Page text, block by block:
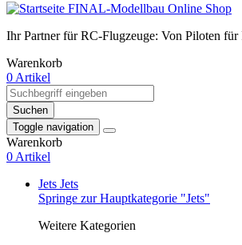
Ihr Partner für RC-Flugzeuge: Von Piloten für
Warenkorb
0 Artikel
Suchen
Toggle navigation
Warenkorb
0 Artikel
Jets Jets
Springe zur Hauptkategorie "Jets"
Weitere Kategorien